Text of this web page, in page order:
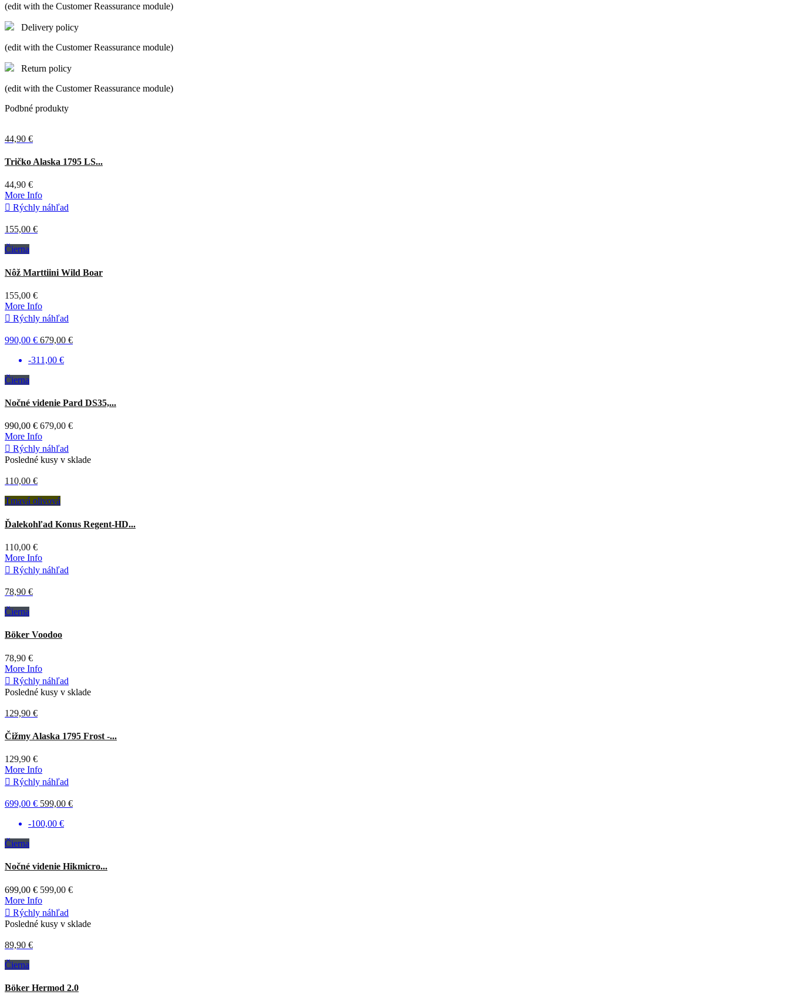
(edit with the Customer Reassurance module)
Delivery policy
(edit with the Customer Reassurance module)
Return policy
(edit with the Customer Reassurance module)
Podbné produkty
44,90 €
Tričko Alaska 1795 LS...
44,90 €
More Info
 Rýchly náhľad
155,00 €
Čierna
Nôž Marttiini Wild Boar
155,00 €
More Info
 Rýchly náhľad
990,00 € 679,00 €
-311,00 €
Čierna
Nočné videnie Pard DS35,...
990,00 € 679,00 €
More Info
 Rýchly náhľad
Posledné kusy v sklade
110,00 €
Tmavá olivová
Ďalekohľad Konus Regent-HD...
110,00 €
More Info
 Rýchly náhľad
78,90 €
Čierna
Böker Voodoo
78,90 €
More Info
 Rýchly náhľad
Posledné kusy v sklade
129,90 €
Čižmy Alaska 1795 Frost -...
129,90 €
More Info
 Rýchly náhľad
699,00 € 599,00 €
-100,00 €
Čierna
Nočné videnie Hikmicro...
699,00 € 599,00 €
More Info
 Rýchly náhľad
Posledné kusy v sklade
89,90 €
Čierna
Böker Hermod 2.0